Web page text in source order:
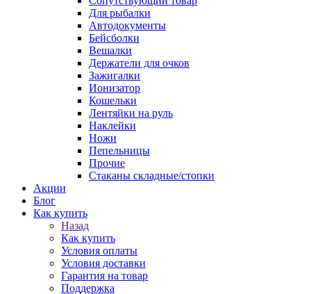
Для рыбалки
Автодокументы
Бейсболки
Вешалки
Держатели для очков
Зажигалки
Ионизатор
Кошельки
Лентяйки на руль
Наклейки
Ножи
Пепельницы
Прочие
Стаканы складные/стопки
Акции
Блог
Как купить
Назад
Как купить
Условия оплаты
Условия доставки
Гарантия на товар
Поддержка